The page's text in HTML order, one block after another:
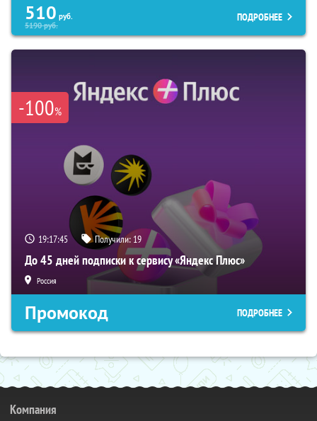
510 руб.
5190руб.
ПОДРОБНЕЕ
-100%
19:17:44 Получили: 19
До 45 дней подписки к сервису «Яндекс Плюс»
Россия
Промокод ПОДРОБНЕЕ
Компания